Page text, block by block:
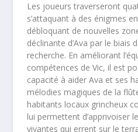
Les joueurs traverseront
s’attaquant à des énigmes
débloquant de nouvelles
déclinante d’Ava par le biais
recherche. En améliorant
compétences de Vic, il est
capacité à aider Ava et ses
mélodies magiques de la
habitants locaux grincheux
lui permettent d’apprivoiser
vivantes qui errent sur le